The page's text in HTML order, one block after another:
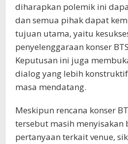
diharapkan polemik ini
dan semua pihak dapat
tujuan utama, yaitu
penyelenggaraan konser
Keputusan ini juga
dialog yang lebih
masa mendatang.
Meskipun rencana konser
tersebut masih menyisakan
pertanyaan terkait venue,